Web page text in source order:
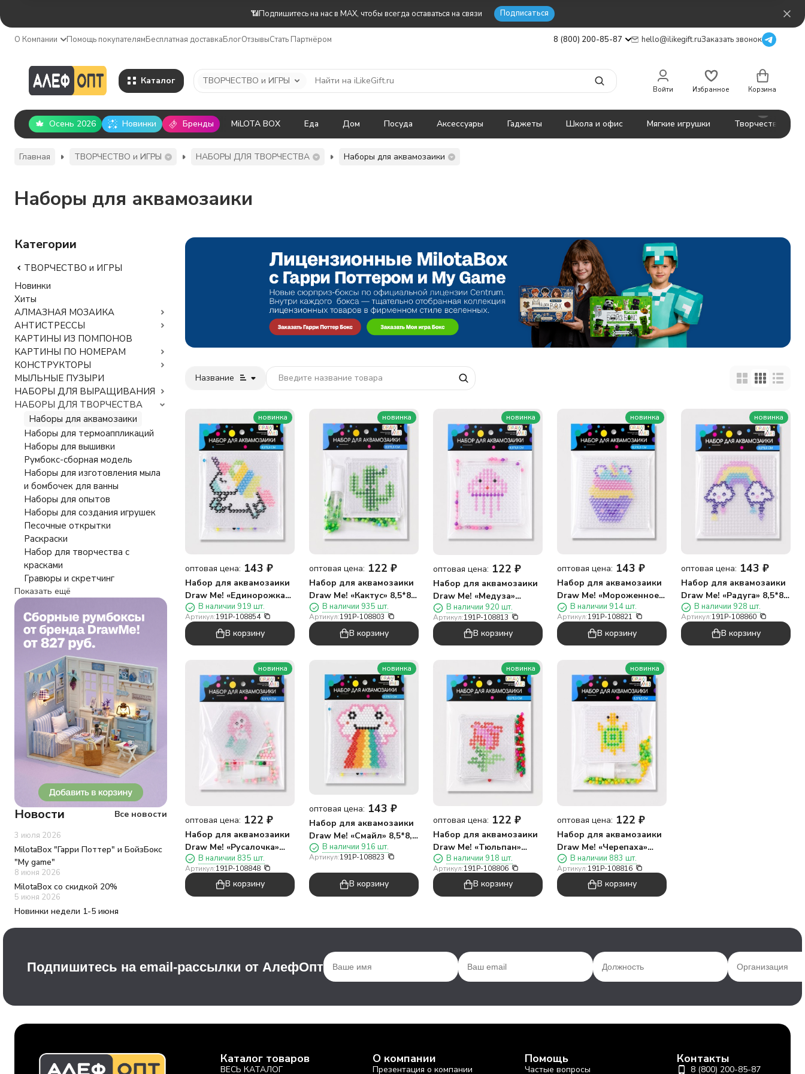
📶Подпишитесь на нас в MAX, чтобы всегда оставаться на связи Подписаться
О Компании Помощь покупателямБесплатная доставкаБлогОтзывыСтать Партнёром 8 (800) 200-85-87 hello@ilikegift.ruЗаказать звонок
Каталог ТВОРЧЕСТВО и ИГРЫ
Войти Избранное Корзина
Осень 2026 Новинки Бренды MiLOTA BOX Еда Дом Посуда Аксессуары Гаджеты Школа и офис Мягкие игрушки Творчество
Главная ТВОРЧЕСТВО и ИГРЫ НАБОРЫ ДЛЯ ТВОРЧЕСТВА Наборы для аквамозаики
Наборы для аквамозаики
Название
новинка
оптовая цена: 143 ₽
Набор для аквамозаики
Draw Me! «Единорожка»
8,5*8,5 см.
В наличии 919 шт.
Артикул:191P-108854
В корзину
новинка
оптовая цена: 122 ₽
Набор для аквамозаики
Draw Me! «Кактус» 8,5*8,5
см. В наличии 935 шт.
Артикул:191P-108803
В корзину
новинка
оптовая цена: 122 ₽
Набор для аквамозаики
Draw Me! «Медуза»
8,5*8,5 см.
В наличии 920 шт.
Артикул:191P-108813
В корзину
новинка
оптовая цена: 143 ₽
Набор для аквамозаики
Draw Me! «Мороженное»
8,5*8,5 см.
В наличии 914 шт.
Артикул:191P-108821
В корзину
новинка
оптовая цена: 143 ₽
Набор для аквамозаики
Draw Me! «Радуга» 8,5*8,5
см. В наличии 928 шт.
Артикул:191P-108860
В корзину
новинка
оптовая цена: 122 ₽
Набор для аквамозаики
Draw Me! «Русалочка»
8,5*8,5 см.
В наличии 835 шт.
Артикул:191P-108848
В корзину
новинка
оптовая цена: 143 ₽
Набор для аквамозаики
Draw Me! «Смайл» 8,5*8,5
см. В наличии 916 шт.
Артикул:191P-108823
В корзину
новинка
оптовая цена: 122 ₽
Набор для аквамозаики
Draw Me! «Тюльпан»
8,5*8,5 см.
В наличии 918 шт.
Артикул:191P-108806
В корзину
новинка
оптовая цена: 122 ₽
Набор для аквамозаики
Draw Me! «Черепаха»
8,5*8,5 см.
В наличии 883 шт.
Артикул:191P-108816
В корзину
Категории
ТВОРЧЕСТВО и ИГРЫ
Новинки
Хиты
АЛМАЗНАЯ МОЗАИКА
АНТИСТРЕССЫ
КАРТИНЫ ИЗ ПОМПОНОВ
КАРТИНЫ ПО НОМЕРАМ
КОНСТРУКТОРЫ
МЫЛЬНЫЕ ПУЗЫРИ
НАБОРЫ ДЛЯ ВЫРАЩИВАНИЯ
НАБОРЫ ДЛЯ ТВОРЧЕСТВА
Наборы для аквамозаики
Наборы для термоаппликаций
Наборы для вышивки
Румбокс-сборная модель
Наборы для изготовления мыла
и бомбочек для ванны
Наборы для опытов
Наборы для создания игрушек
Песочные открытки
Раскраски
Набор для творчества с
красками
Гравюры и скретчинг
Показать ещё
Новости Все новости
3 июля 2026
MilotaBox "Гарри Поттер" и БойзБокс
"My game"
8 июня 2026
MilotaBox со скидкой 20%
5 июня 2026
Новинки недели 1-5 июня
Подпишитесь на email-рассылки от АлефОпт
Каталог товаров
ВЕСЬ КАТАЛОГ
О компании
Презентация о компании
Помощь
Частые вопросы
Контакты
8 (800) 200-85-87